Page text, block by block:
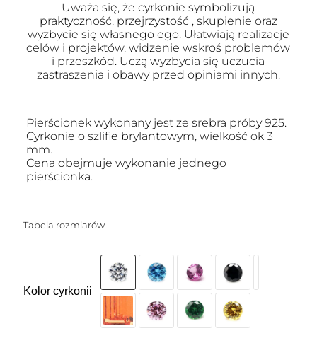
Uważa się, że cyrkonie symbolizują
praktyczność, przejrzystość , skupienie oraz
wyzbycie się własnego ego. Ułatwiają realizacje
celów i projektów, widzenie wskroś problemów
i przeszkód. Uczą wyzbycia się uczucia
zastraszenia i obawy przed opiniami innych.
Pierścionek wykonany jest ze srebra próby 925.
Cyrkonie o szlifie brylantowym, wielkość ok 3
mm.
Cena obejmuje wykonanie jednego
pierścionka.
Tabela rozmiarów
Kolor cyrkonii